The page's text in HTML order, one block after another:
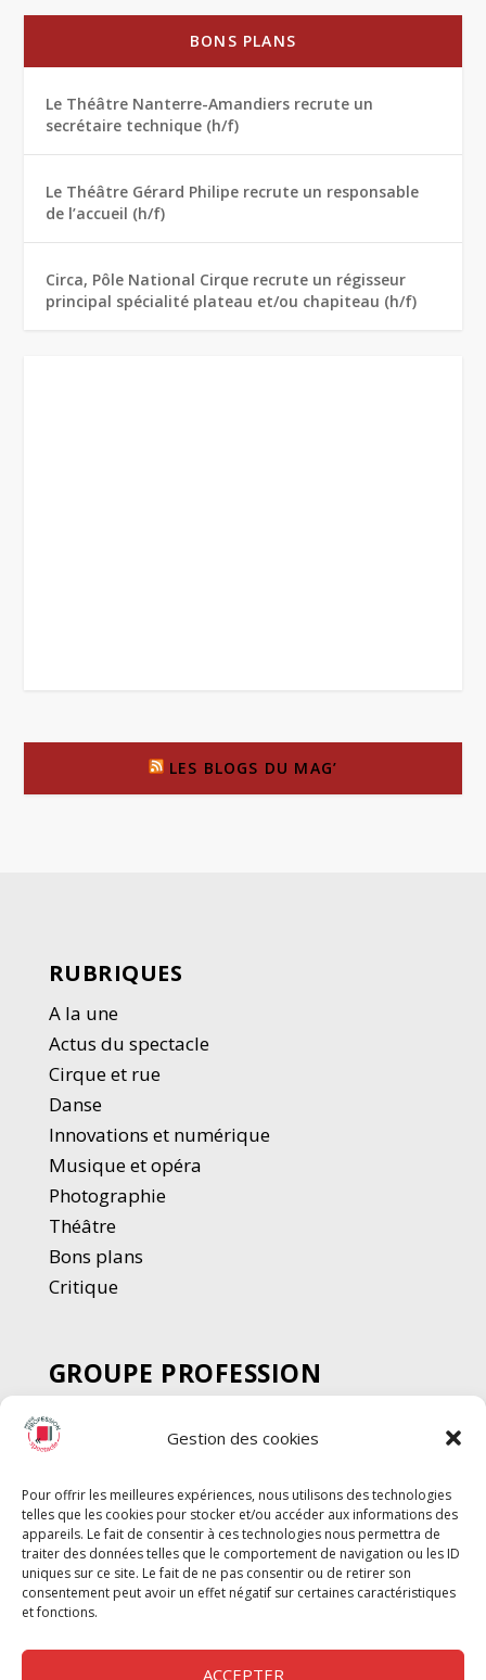
Gestion des cookies
Pour offrir les meilleures expériences, nous utilisons des technologies
telles que les cookies pour stocker et/ou accéder aux informations des
appareils. Le fait de consentir à ces technologies nous permettra de
traiter des données telles que le comportement de navigation ou les ID
uniques sur ce site. Le fait de ne pas consentir ou de retirer son
consentement peut avoir un effet négatif sur certaines caractéristiques
et fonctions.
ACCEPTER
BONS PLANS
Le Théâtre Nanterre-Amandiers recrute un
secrétaire technique (h/f)
Le Théâtre Gérard Philipe recrute un responsable
de l’accueil (h/f)
Circa, Pôle National Cirque recrute un régisseur
principal spécialité plateau et/ou chapiteau (h/f)
LES BLOGS DU MAG’
RUBRIQUES
A la une
Actus du spectacle
Cirque et rue
Danse
Innovations et numérique
Musique et opéra
Photographie
Théâtre
Bons plans
Critique
GROUPE PROFESSION
SPECTACLE
Chèque Intermittents
Chèque Compta
Chèque Emploi Spectacle
G-Pods
Profession Audio-visuel